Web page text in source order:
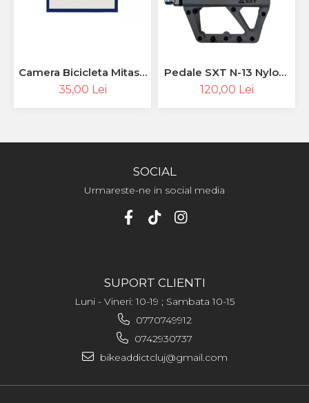
Camera Bicicleta Mitas -
26 x 1.50 - 2.10 (37/54-
559), FV47
35,00 Lei
Pedale SXT N-13 Nylon-
Fiber 9/16'' Grey
120,00 Lei
SOCIAL
Urmareste-ne in social media
SUPORT CLIENTI
Luni - Vineri: 10-19 ; Sambata 10-15
0770749912
0742930737
bikeaddictcluj@gmail.com